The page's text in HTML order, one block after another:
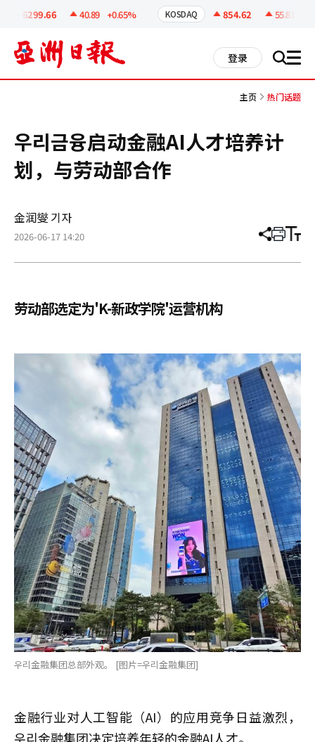
6299.66 40.89 +0.65% KOSDAQ 854.62 55.81
登录 搜 all
主页 热门话题
우리금융启动金融AI人才培养计
划，与劳动部合作
金润燮 기자
2026-06-17 14:20 分
章
打 调
小
劳动部选定为'K-新政学院'运营机构
우리金融集团总部外观。 [图片=우리金融集团]
金融行业对人工智能（AI）的应用竞争日益激烈，
우리金融集团决定培养年轻的金融AI人才。